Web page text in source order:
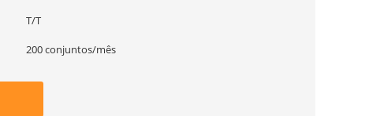
T/T
200 conjuntos/mês